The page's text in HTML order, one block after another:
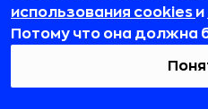
Хорошее название
получается
хайп текущего
использования cookies и
Потому что она должна